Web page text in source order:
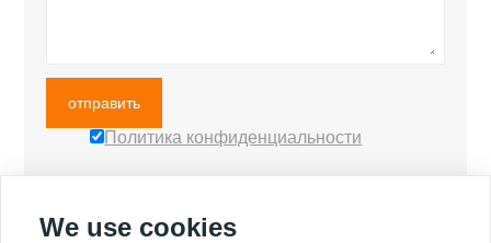
отправить
Политика конфиденциальности
We use cookies